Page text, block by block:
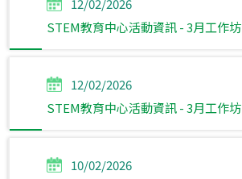
12/02/2026
STEM教育中心活動資訊 - 3月工作坊
12/02/2026
STEM教育中心活動資訊 - 3月工作坊
10/02/2026